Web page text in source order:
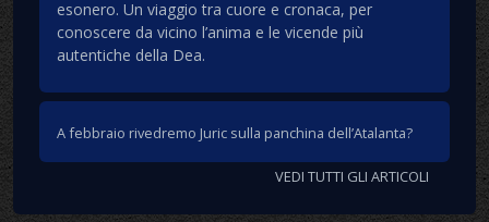
esonero. Un viaggio tra cuore e cronaca, per
conoscere da vicino l’anima e le vicende più
autentiche della Dea.
A febbraio rivedremo Juric sulla panchina dell’Atalanta?
VEDI TUTTI GLI ARTICOLI